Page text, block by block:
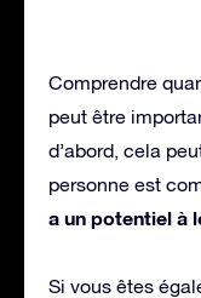
Comprendre
peut être
d’abord, cela
personne est
a un potentiel à
Si vous êtes